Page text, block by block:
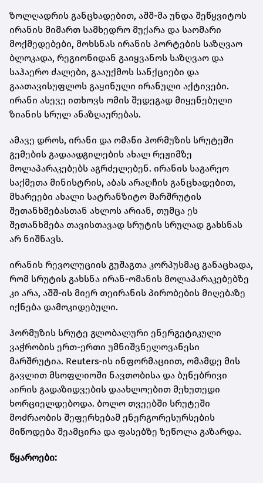
ზოლღადრის განცხადებით, აშშ-მა უნდა შეწყვიტოს
ირანის მიმართ სამხედრო მუქარა და საომარი
მოქმედებები, მოხსნას ირანის პორტების საზღვაო
ბლოკადა, რეგიონიდან გაიყვანოს საზღვაო და
საჰაერო ძალები, გააუქმოს სანქციები და
გაათავისუფლოს გაყინული ირანული აქტივები.
ირანი ასევე ითხოვს ომის შედეგად მიყენებული
ზიანის სრულ ანაზღაურებას.
ამავე დროს, ირანი და ომანი ჰორმუზის სრუტეში
გემების გადაადგილების ახალ რეჟიმზე
მოლაპარაკებებს აგრძელებენ. ირანის საგარეო
საქმეთა მინისტრის, აბას არაღჩის განცხადებით,
მხარეები ახალი სატრანზიტო მარშრუტის
შეთანხმებასთან ახლოს არიან, თუმცა ეს
შეთანხმება თავისთავად სრუტის სრულად გახსნას
არ ნიშნავს.
ირანის რევოლუციის გუშაგთა კორპუსმაც განაცხადა,
რომ სრუტის გახსნა ირან-ომანის მოლაპარაკებებზე
კი არა, აშშ-ის მიერ თეირანის პირობების მიღებაზე
იქნება დამოკიდებული.
ჰორმუზის სრუტე გლობალური ენერგეტიკული
ვაჭრობის ერთ-ერთი უმნიშვნელოვანესი
მარშრუტია. Reuters-ის ინფორმაციით, ომამდე მის
გავლით მსოფლიოში ნავთობისა და ბუნებრივი
აირის გადაზიდვების დაახლოებით მეხუთედი
ხორციელდებოდა. ბოლო თვეებში სრუტეში
მოძრაობის შეფერხებამ ენერგორესურსების
მიწოდება შეამცირა და ფასებზე ზეწოლა გაზარდა.
წყაროები: